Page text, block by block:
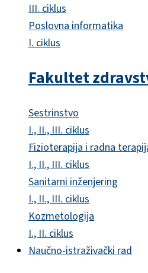
III. ciklus
Poslovna informatika
I. ciklus
Fakultet
Sestrinstvo
I., II., III. ciklus
Fizioterapija i radna
I., II., III. ciklus
Sanitarni inženjering
I., II., III. ciklus
Kozmetologija
I., II. ciklus
Naučno-istraživački rad